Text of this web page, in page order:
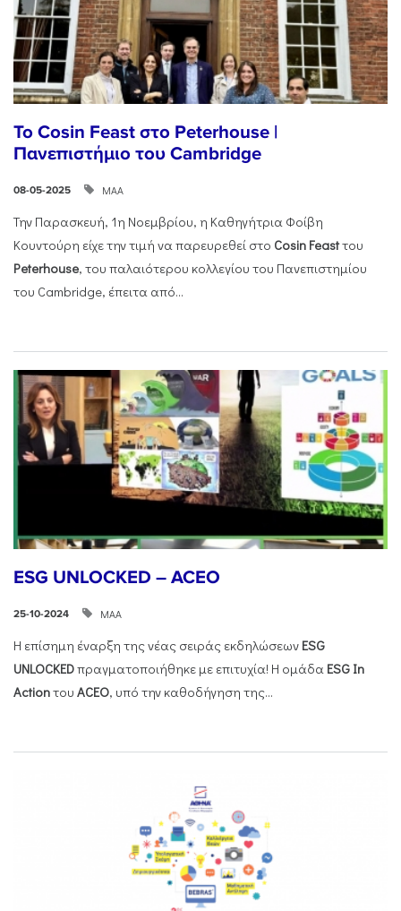
Το Cosin Feast στο Peterhouse |
Πανεπιστήμιο του Cambridge
08-05-2025 ΜΑΑ
Την Παρασκευή, 1η Νοεμβρίου, η Καθηγήτρια Φοίβη
Κουντούρη είχε την τιμή να παρευρεθεί στο Cosin Feastτου
Peterhouse, του παλαιότερου κολλεγίου του Πανεπιστημίου
του Cambridge, έπειτα από...
ESG UNLOCKED – ACEO
25-10-2024 ΜΑΑ
Η επίσημη έναρξη της νέας σειράς εκδηλώσεων ESG
UNLOCKEDπραγματοποιήθηκε με επιτυχία! Η ομάδα ESG In
Actionτου ACEO, υπό την καθοδήγηση της...